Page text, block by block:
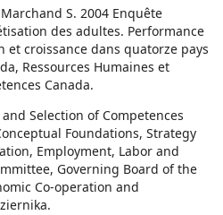
S. 2004 Enquête
des adultes. Performance
croissance dans quatorze pays
Ressources Humaines et
Canada.
Selection of Competences
Foundations, Strategy
Employment, Labor and
Governing Board of the
Co-operation and